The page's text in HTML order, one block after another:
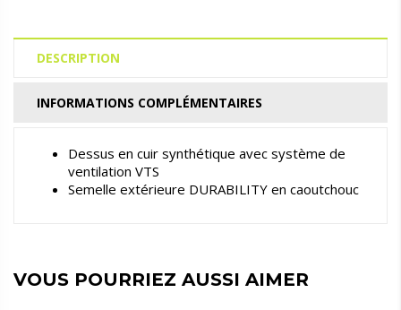
DESCRIPTION
INFORMATIONS COMPLÉMENTAIRES
Dessus en cuir synthétique avec système de
ventilation VTS
Semelle extérieure DURABILITY en caoutchouc